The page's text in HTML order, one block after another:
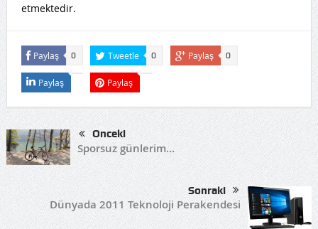
etmektedir.
Paylaş 0 Tweetle 0 Paylaş 0
Paylaş Paylaş
Önceki
Sporsuz günlerim…
Sonraki
Dünyada 2011 Teknoloji Perakendesi